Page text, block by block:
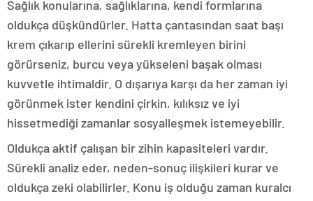
Sağlık konularına, sağlıklarına, kendi formlarına
oldukça düşkündürler. Hatta çantasından saat başı
krem çıkarıp ellerini sürekli kremleyen birini
görürseniz, burcu veya yükseleni başak olması
kuvvetle ihtimaldir. O dışarıya karşı da her zaman iyi
görünmek ister kendini çirkin, kılıksız ve iyi
hissetmediği zamanlar sosyalleşmek istemeyebilir.
Oldukça aktif çalışan bir zihin kapasiteleri vardır.
Sürekli analiz eder, neden-sonuç ilişkileri kurar ve
oldukça zeki olabilirler. Konu iş olduğu zaman kuralcı